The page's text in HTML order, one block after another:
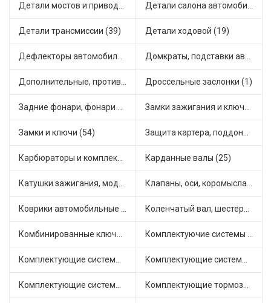
Детали мостов и привода трансмиссии (58) Детали салона автомобиля (47)
Детали трансмиссии (39) Детали ходовой (19)
Дефлекторы автомобильные (4) Домкраты, подставки автомобильные (1)
Дополнительные, противотуманные фары (2) Дроссельные заслонки (1)
Задние фонари, фонари видимости (5) Замки зажигания и ключи (11)
Замки и ключи (54) Защита картера, поддона, КПП (3)
Карбюраторы и комплектующие (32) Карданные валы (25)
Катушки зажигания, модули зажигания (3) Клапаны, оси, коромысла (14)
Коврики автомобильные (7) Коленчатый вал, шестерни коленчатого вала (9)
Комбинированные ключи (3) Комплектуючие системы стеклоочистителя (9)
Комплектующие системы выпуска отработавших газов (10) Комплектующие системы отопления (25)
Комплектующие системы питания (12) Комплектующие тормозной системы (22)